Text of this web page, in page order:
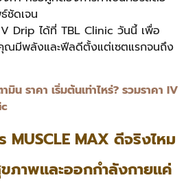
ชัดเจน
Drip ได้ที่ TBL Clinic วันนี้ เพื่อ
ณมีพลังและฟีลดีตั้งแต่เซตแรกจนถึง
มิน ราคา เริ่มต้นเท่าไหร่? รวมราคา IV
MAX ดีจริงไหม
ขภาพและออกกำลังกายแค่